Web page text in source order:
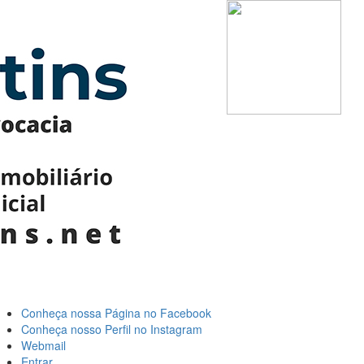
Conheça nossa Página no Facebook
Conheça nosso Perfil no Instagram
Webmail